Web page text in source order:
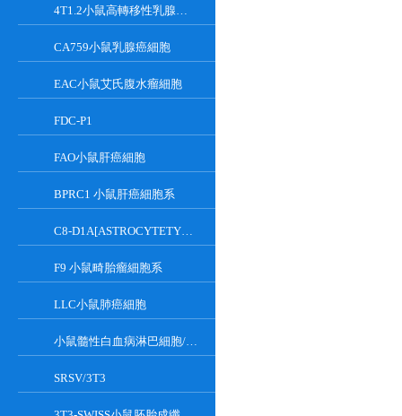
4T1.2小鼠高轉移性乳腺癌細胞
CA759小鼠乳腺癌細胞
EAC小鼠艾氏腹水瘤細胞
FDC-P1
FAO小鼠肝癌細胞
BPRC1 小鼠肝癌細胞系
C8-D1A[ASTROCYTETYPEICLONE]小鼠小腦細胞
F9 小鼠畸胎瘤細胞系
LLC小鼠肺癌細胞
小鼠髓性白血病淋巴細胞/小鼠白血病G-CSF依賴性細胞
SRSV/3T3